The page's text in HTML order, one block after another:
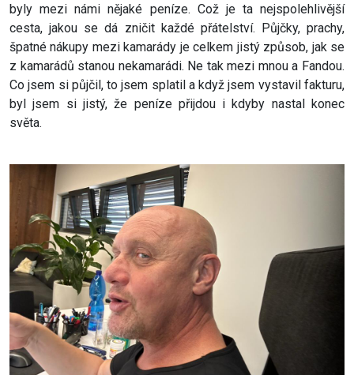
byly mezi námi nějaké peníze. Což je ta nejspolehlivější
cesta, jakou se dá zničit každé přátelství. Půjčky, prachy,
špatné nákupy mezi kamarády je celkem jistý způsob, jak se
z kamarádů stanou nekamarádi. Ne tak mezi mnou a Fandou.
Co jsem si půjčil, to jsem splatil a když jsem vystavil fakturu,
byl jsem si jistý, že peníze přijdou i kdyby nastal konec
světa.